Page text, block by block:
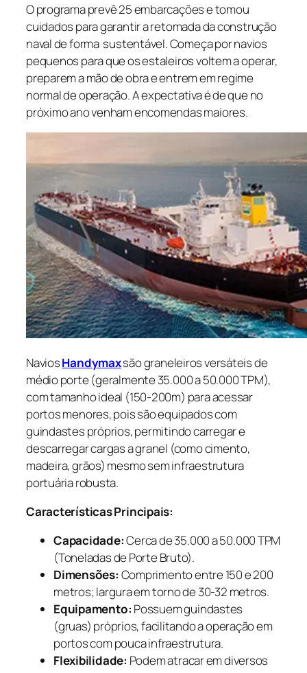
O programa prevê 25 embarcações e tomou
cuidados para garantir a retomada da construção
naval de forma sustentável. Começa por navios
pequenos para que os estaleiros voltem a operar,
preparem a mão de obra e entrem em regime
normal de operação. A expectativa é de que no
próximo ano venham encomendas maiores.
NaviosHandymaxsão graneleiros versáteis de
médio porte (geralmente 35.000 a 50.000 TPM),
com tamanho ideal (150-200m) para acessar
portos menores, pois são equipados com
guindastes próprios, permitindo carregar e
descarregar cargas a granel (como cimento,
madeira, grãos) mesmo sem infraestrutura
portuária robusta.
Características Principais:
Capacidade:Cerca de 35.000 a 50.000 TPM
(Toneladas de Porte Bruto).
Dimensões: Comprimento entre 150 e 200
metros; largura em torno de 30-32 metros.
Equipamento: Possuem guindastes
(gruas) próprios, facilitando a operação em
portos com pouca infraestrutura.
Flexibilidade: Podem atracar em diversos